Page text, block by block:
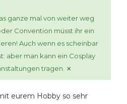
ganze mal von weiter weg
Convention müsst ihr ein
Auch wenn es scheinbar
aber man kann ein Cosplay
tragen. ×
eurem Hobby so sehr